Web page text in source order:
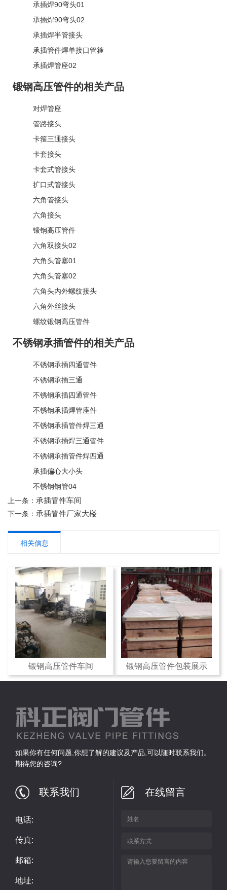
承插焊90弯头01
承插焊90弯头02
承插焊半管接头
承插管件焊单接口管箍
承插焊管座02
锻钢高压管件的相关产品
对焊管座
管路接头
卡箍三通接头
卡套接头
卡套式管接头
扩口式管接头
六角管接头
六角接头
锻钢高压管件
六角双接头02
六角头管塞01
六角头管塞02
六角头内外螺纹接头
六角外丝接头
螺纹锻钢高压管件
不锈钢承插管件的相关产品
不锈钢承插四通管件
不锈钢承插三通
不锈钢承插四通管件
不锈钢承插焊管座件
不锈钢承插管件焊三通
不锈钢承插焊三通管件
不锈钢承插管件焊四通
承插偏心大小头
不锈钢钢管04
上一条： 承插管件车间
下一条： 承插管件厂家大楼
相关信息
锻钢高压管件车间 锻钢高压管件包装展示
如果你有任何问题,你想了解的建议及产品,可以随时联系我们。
期待您的咨询?
联系我们
电话:
传真:
邮箱:
地址:
在线留言